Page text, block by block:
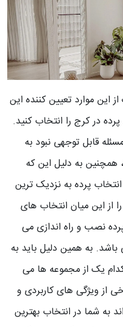
این موارد تعیین کننده این
در کرج را انتخاب کنید.
قابل توجهی نبود به
همچنین به دلیل این که
پرده به نزدیک ترین
از این میان انتخاب های
نصب و راه اندازی می
به همین دلیل باید به
یک از مجموعه ها می
از ویژگی های کاربردی و
به شما در انتخاب بهترین